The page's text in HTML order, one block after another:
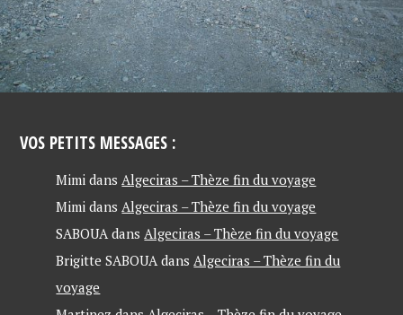
VOS PETITS MESSAGES :
Mimi dansAlgeciras – Thèze fin du voyage
Mimi dansAlgeciras – Thèze fin du voyage
SABOUAdansAlgeciras – Thèze fin du voyage
Brigitte SABOUAdansAlgeciras – Thèze fin du
voyage